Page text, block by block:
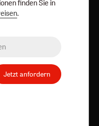
finden Sie in
.
Jetzt anfordern